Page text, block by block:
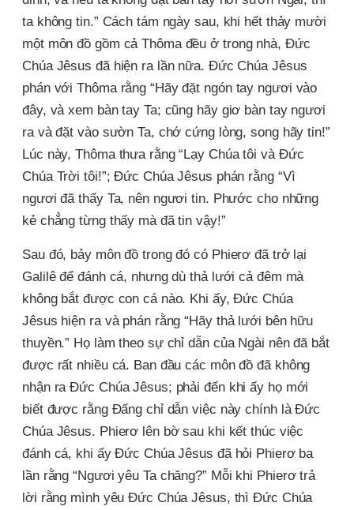
ta không tin.” Cách tám ngày sau, khi hết thảy mười
một môn đồ gồm cả Thôma đều ở trong nhà, Đức
Chúa Jêsus đã hiện ra lần nữa. Đức Chúa Jêsus
phán với Thôma rằng “Hãy đặt ngón tay ngươi vào
đây, và xem bàn tay Ta; cũng hãy giơ bàn tay ngươi
ra và đặt vào sườn Ta, chớ cứng lòng, song hãy tin!”
Lúc này, Thôma thưa rằng “Lạy Chúa tôi và Đức
Chúa Trời tôi!”; Đức Chúa Jêsus phán rằng “Vì
ngươi đã thấy Ta, nên ngươi tin. Phước cho những
kẻ chẳng từng thấy mà đã tin vậy!”
Sau đó, bảy môn đồ trong đó có Phierơ đã trở lại
Galilê để đánh cá, nhưng dù thả lưới cả đêm mà
không bắt được con cá nào. Khi ấy, Đức Chúa
Jêsus hiện ra và phán rằng “Hãy thả lưới bên hữu
thuyền.” Họ làm theo sự chỉ dẫn của Ngài nên đã bắt
được rất nhiều cá. Ban đầu các môn đồ đã không
nhận ra Đức Chúa Jêsus; phải đến khi ấy họ mới
biết được rằng Đấng chỉ dẫn việc này chính là Đức
Chúa Jêsus. Phierơ lên bờ sau khi kết thúc việc
đánh cá, khi ấy Đức Chúa Jêsus đã hỏi Phierơ ba
lần rằng “Ngươi yêu Ta chăng?” Mỗi khi Phierơ trả
lời rằng mình yêu Đức Chúa Jêsus, thì Đức Chúa